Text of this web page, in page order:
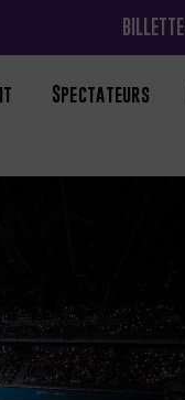
Spectateurs